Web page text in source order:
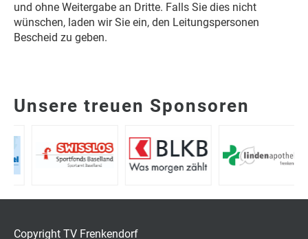
und ohne Weitergabe an Dritte. Falls Sie dies nicht
wünschen, laden wir Sie ein, den Leitungspersonen
Bescheid zu geben.
Unsere treuen Sponsoren
Copyright TV Frenkendorf